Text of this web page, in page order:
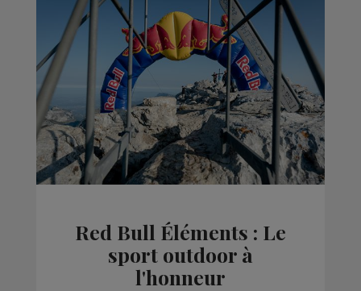
Red Bull Éléments : Le
sport outdoor à
l'honneur